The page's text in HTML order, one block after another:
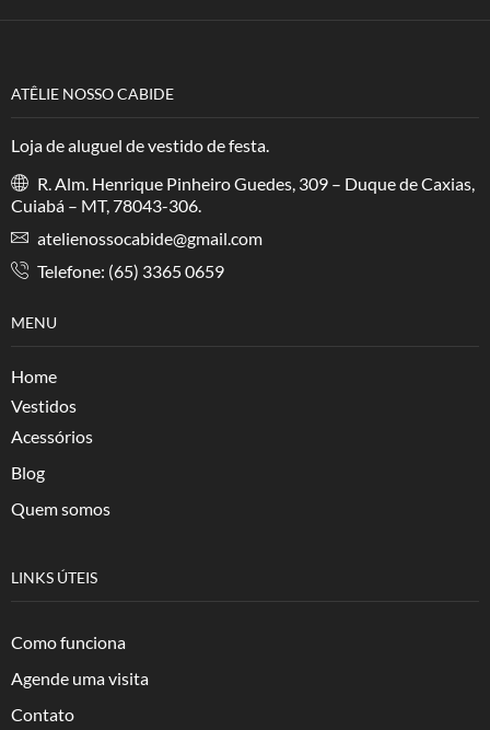
ATÊLIE NOSSO CABIDE
Loja de aluguel de vestido de festa.
R. Alm. Henrique Pinheiro Guedes, 309 – Duque de Caxias,
Cuiabá – MT, 78043-306.
atelienossocabide@gmail.com
Telefone: (65) 3365 0659
MENU
Home
Vestidos
Acessórios
Blog
Quem somos
LINKS ÚTEIS
Como funciona
Agende uma visita
Contato